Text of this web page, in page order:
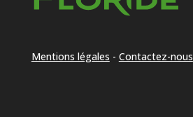
Mentions légales - Contactez-nous